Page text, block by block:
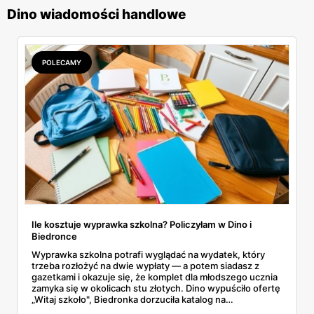
Dino wiadomości handlowe
POLECAMY
Ile kosztuje wyprawka szkolna? Policzyłam w Dino i
Biedronce
Wyprawka szkolna potrafi wyglądać na wydatek, który
trzeba rozłożyć na dwie wypłaty — a potem siadasz z
gazetkami i okazuje się, że komplet dla młodszego ucznia
zamyka się w okolicach stu złotych. Dino wypuściło ofertę
„Witaj szkoło", Biedronka dorzuciła katalog na